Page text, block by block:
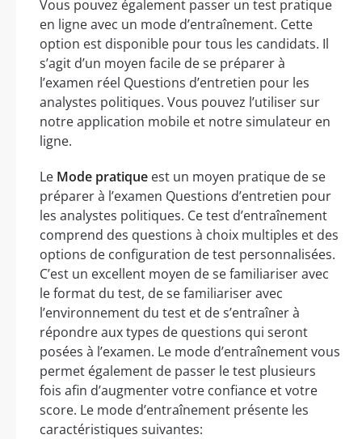
Vous pouvez également passer un test pratique
en ligne avec un mode d’entraînement. Cette
option est disponible pour tous les candidats. Il
s’agit d’un moyen facile de se préparer à
l’examen réel Questions d’entretien pour les
analystes politiques. Vous pouvez l’utiliser sur
notre application mobile et notre simulateur en
ligne.
Le Mode pratique est un moyen pratique de se
préparer à l’examen Questions d’entretien pour
les analystes politiques. Ce test d’entraînement
comprend des questions à choix multiples et des
options de configuration de test personnalisées.
C’est un excellent moyen de se familiariser avec
le format du test, de se familiariser avec
l’environnement du test et de s’entraîner à
répondre aux types de questions qui seront
posées à l’examen. Le mode d’entraînement vous
permet également de passer le test plusieurs
fois afin d’augmenter votre confiance et votre
score. Le mode d’entraînement présente les
caractéristiques suivantes: